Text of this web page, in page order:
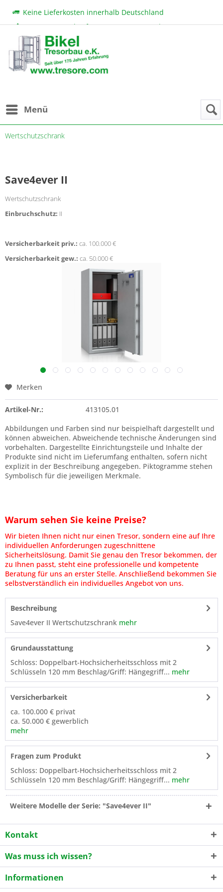
Keine Lieferkosten innerhalb Deutschland
Beratung & Verkauf:+49 (0) 7131 222 11|
bikel@tresore.com
Günstige Preise
Menü
Wertschutzschrank
Save4ever II
Wertschutzschrank
Einbruchschutz: II
Versicherbarkeit priv.: ca. 100.000 €
Versicherbarkeit gew.: ca. 50.000 €
Merken
Artikel-Nr.:
413105.01
Abbildungen und Farben sind nur beispielhaft dargestellt und
können abweichen. Abweichende technische Änderungen sind
vorbehalten. Dargestellte Einrichtungsteile und Inhalte der
Produkte sind nicht im Lieferumfang enthalten, sofern nicht
explizit in der Beschreibung angegeben. Piktogramme stehen
Symbolisch für die jeweiligen Merkmale.
Warum sehen Sie keine Preise?
Wir bieten Ihnen nicht nur einen Tresor, sondern eine auf Ihre
individuellen Anforderungen zugeschnittene
Sicherheitslösung. Damit Sie genau den Tresor bekommen, der
zu Ihnen passt, steht eine professionelle und kompetente
Beratung für uns an erster Stelle. Anschließend bekommen Sie
selbstverständlich ein individuelles Angebot von uns.
Beschreibung
Save4ever II Wertschutzschrank mehr
Grundausstattung
Schloss: Doppelbart-Hochsicherheitsschloss mit 2
Schlüsseln 120 mm Beschlag/Griff: Hängegriff... mehr
Versicherbarkeit
ca. 100.000 € privat
ca. 50.000 € gewerblich
mehr
Fragen zum Produkt
Schloss: Doppelbart-Hochsicherheitsschloss mit 2
Schlüsseln 120 mm Beschlag/Griff: Hängegriff... mehr
Weitere Modelle der Serie: "Save4ever II"
Kontakt
Was muss ich wissen?
Informationen